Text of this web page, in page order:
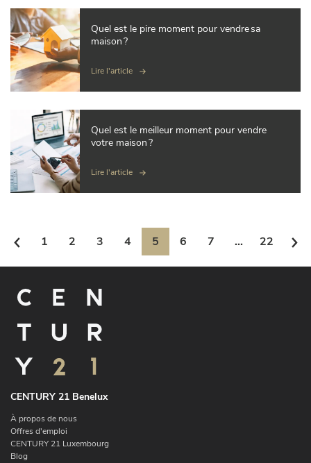
Quel est le pire moment pour vendre sa
maison ?
Lire l'article
Quel est le meilleur moment pour vendre
votre maison ?
Lire l'article
1 2 3 4 5 6 7 ... 22
CENTURY 21 Benelux
À propos de nous
Offres d'emploi
CENTURY 21 Luxembourg
Blog